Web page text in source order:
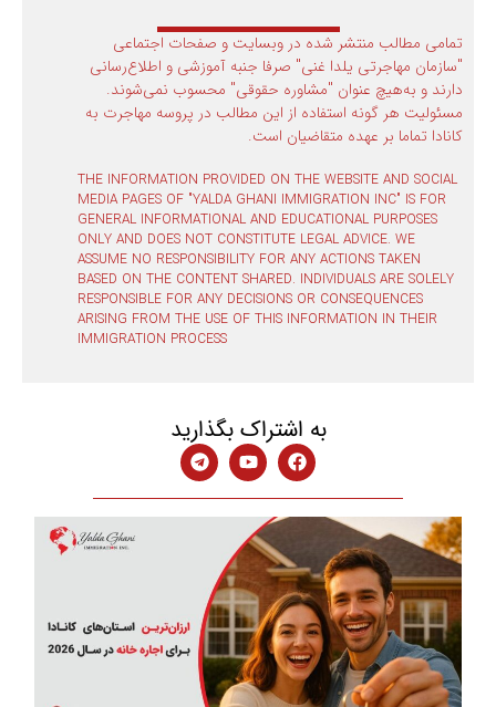
تمامی مطالب منتشر شده در وبسایت و صفحات اجتماعی
"سازمان مهاجرتی یلدا غنی" صرفا جنبه آموزشی و اطلاع‌رسانی
دارند و به‌هیچ عنوان "مشاوره حقوقی" محسوب نمی‌شوند.
مسئولیت هر گونه استفاده از این مطالب در پروسه مهاجرت به
کانادا تماما بر عهده متقاضیان است.
THE INFORMATION PROVIDED ON THE WEBSITE AND SOCIAL
MEDIA PAGES OF "YALDA GHANI IMMIGRATION INC" IS FOR
GENERAL INFORMATIONAL AND EDUCATIONAL PURPOSES
ONLY AND DOES NOT CONSTITUTE LEGAL ADVICE. WE
ASSUME NO RESPONSIBILITY FOR ANY ACTIONS TAKEN
BASED ON THE CONTENT SHARED. INDIVIDUALS ARE SOLELY
RESPONSIBLE FOR ANY DECISIONS OR CONSEQUENCES
ARISING FROM THE USE OF THIS INFORMATION IN THEIR
IMMIGRATION PROCESS
به اشتراک بگذارید